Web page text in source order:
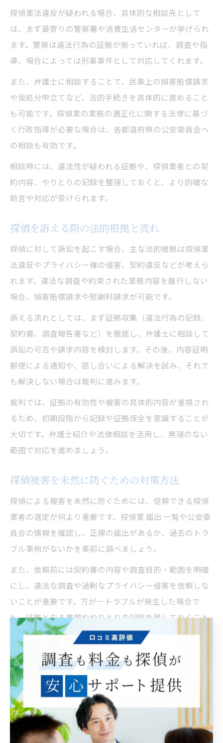
探偵業法違反が疑われる場合、具体的な相談先として
は、まず最寄りの警察署や消費生活センターが挙げられ
ます。警察は違法行為の証拠が揃っていれば、調査や指
導、場合によっては刑事事件として対応してくれます。
また、弁護士に相談することで、民事上の損害賠償請求
や仮処分申立てなど、法的手続きを具体的に進めること
も可能です。探偵業の業務の適正化に関する法律に基づ
く行政指導が必要な場合は、各都道府県の公安委員会へ
の相談も有効です。
相談時には、違法性が疑われる証拠や、探偵業者との契
約内容、やりとりの記録を整理しておくと、より的確な
助言や対応が受けられます。
探偵を訴える際の法的根拠と流れ
探偵に対して訴訟を起こす場合、主な法的根拠は探偵業
法違反やプライバシー権の侵害、契約違反などが考えら
れます。違法な調査や約束された業務内容を履行しない
場合、損害賠償請求や慰謝料請求が可能です。
訴える流れとしては、まず証拠収集（違法行為の記録、
契約書、調査報告書など）を徹底し、弁護士に相談して
訴訟の可否や請求内容を検討します。その後、内容証明
郵便による通知や、話し合いによる解決を試み、それで
も解決しない場合は裁判に進みます。
裁判では、証拠の有効性や被害の具体的内容が重視され
るため、初期段階から記録や証拠保全を意識することが
大切です。弁護士紹介や法律相談を活用し、無理のない
範囲で対応を進めましょう。
探偵被害を未然に防ぐための対策方法
探偵による被害を未然に防ぐためには、信頼できる探偵
業者の選定が何より重要です。探偵業 届出 一覧や公安委
員会の情報を確認し、正規の届出があるか、過去のトラ
ブル事例がないかを事前に調べましょう。
また、依頼前には契約書の内容や調査目的・範囲を明確
にし、違法な調査や過剰なプライバシー侵害を依頼しな
いことが重要です。万が一トラブルが発生した場合で
も、証拠となる書類ややりとりの記録を残しておくこと
で、迅速な対応が可能となります。
初心者の方は無料相談を活用し、疑問点や不安な点を事
前に確認することが推奨されます。経験者であっても、
定期的に探偵業法の最新情報や判例をチェックし、リス
ク管理意識を持つことがトラブル防止につながります。